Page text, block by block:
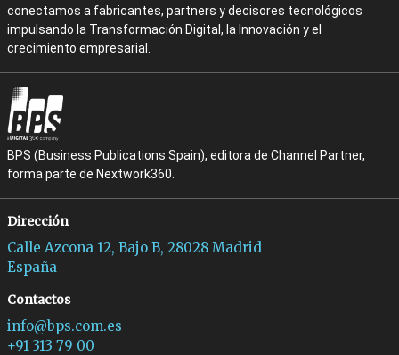
conectamos a fabricantes, partners y decisores tecnológicos
impulsando la Transformación Digital, la Innovación y el
crecimiento empresarial.
BPS (Business Publications Spain), editora de Channel Partner,
forma parte de Nextwork360.
Dirección
Calle Azcona 12, Bajo B, 28028 Madrid
España
Contactos
info@bps.com.es
+91 313 79 00